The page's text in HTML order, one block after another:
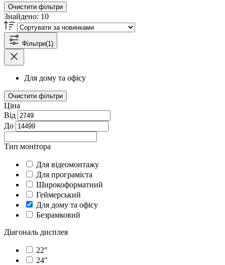
Очистити фільтри
Знайдено: 10
Фільтри(1)
Для дому та офісу
Очистити фільтри
Ціна
Від
До
Тип монітора
Для відеомонтажу
Для програміста
Широкоформатний
Геймерський
Для дому та офісу
Безрамковий
Діагональ дисплея
22"
24"